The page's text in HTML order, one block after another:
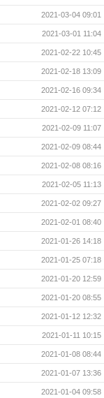
2021-03-04 09:01
2021-03-01 11:04
2021-02-22 10:45
2021-02-18 13:09
2021-02-16 09:34
2021-02-12 07:12
2021-02-09 11:07
2021-02-09 08:44
2021-02-08 08:16
2021-02-05 11:13
2021-02-02 09:27
2021-02-01 08:40
2021-01-26 14:18
2021-01-25 07:18
2021-01-20 12:59
2021-01-20 08:55
2021-01-12 12:32
2021-01-11 10:15
2021-01-08 08:44
2021-01-07 13:36
2021-01-04 09:58